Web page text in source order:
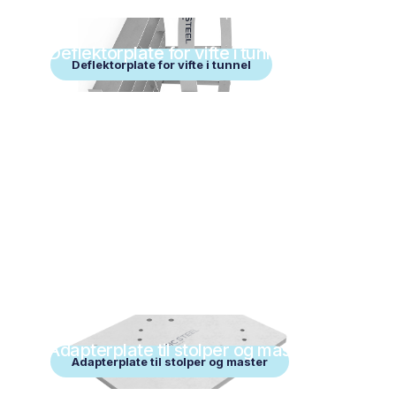
Deflektorplate for vifte i tunnel
Deflektorplate for vifte i tunnel
Adapterplate til stolper og master
Adapterplate til stolper og master